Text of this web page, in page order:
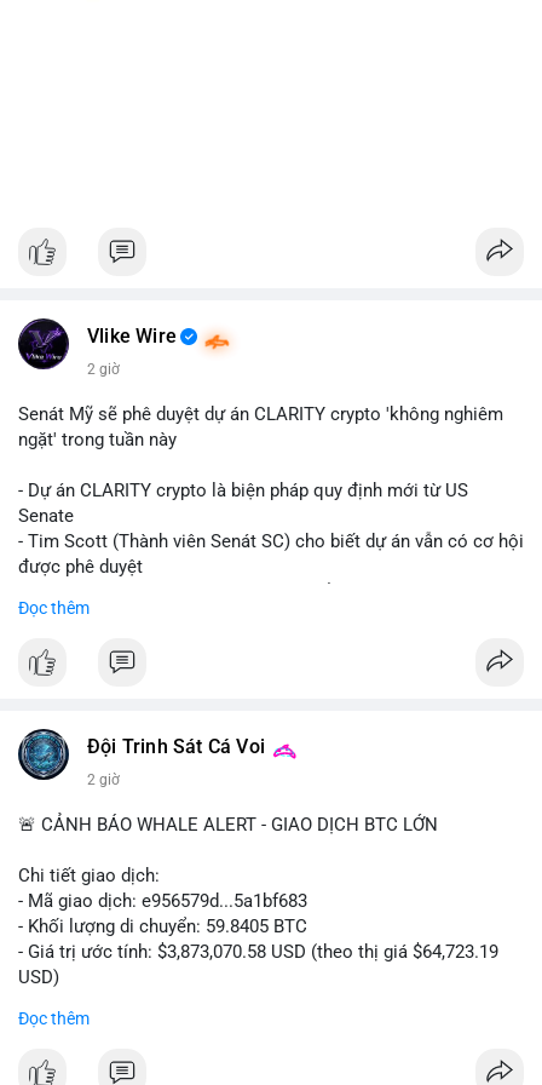
Vlike Wire
2 giờ
Senát Mỹ sẽ phê duyệt dự án CLARITY crypto 'không nghiêm
ngặt' trong tuần này
- Dự án CLARITY crypto là biện pháp quy định mới từ US
Senate
- Tim Scott (Thành viên Senát SC) cho biết dự án vẫn có cơ hội
được phê duyệt
trình
#vlikevn #titanbot
Đọc thêm
Đội Trinh Sát Cá Voi
2 giờ
🚨 CẢNH BÁO WHALE ALERT - GIAO DỊCH BTC LỚN
Chi tiết giao dịch:
- Mã giao dịch: e956579d...5a1bf683
- Khối lượng di chuyển: 59.8405 BTC
- Giá trị ước tính: $3,873,070.58 USD (theo thị giá $64,723.19
USD)
kích hoạt di chuyển trong mempool. Với quy mô này, khả năng
Đọc thêm